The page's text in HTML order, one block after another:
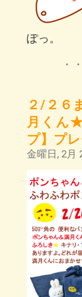
ぽっ。
・
２/２６
月くん
プ】プ
金曜日, 2月